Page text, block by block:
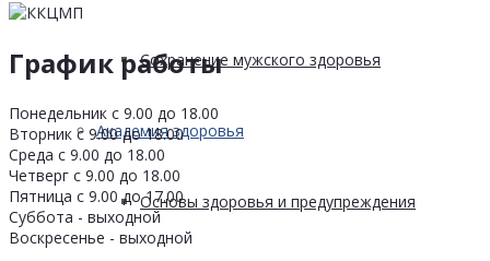
Сохранение мужского здоровья
Академия здоровья
Основы здоровья и предупреждения
График работы
Понедельник с 9.00 до 18.00
Вторник с 9.00 до 18.00
Среда с 9.00 до 18.00
Четверг с 9.00 до 18.00
Пятница с 9.00 до 17.00
Суббота - выходной
Воскресенье - выходной